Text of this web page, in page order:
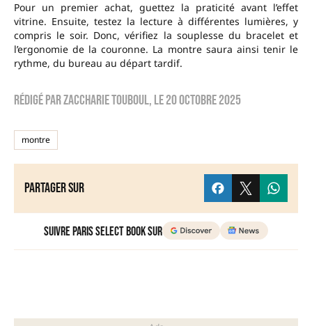
Pour un premier achat, guettez la praticité avant l’effet
vitrine. Ensuite, testez la lecture à différentes lumières, y
compris le soir. Donc, vérifiez la souplesse du bracelet et
l’ergonomie de la couronne. La montre saura ainsi tenir le
rythme, du bureau au départ tardif.
Rédigé parzaccharie touboul, le20 octobre 2025
montre
Partager sur
Suivre Paris Select Book sur